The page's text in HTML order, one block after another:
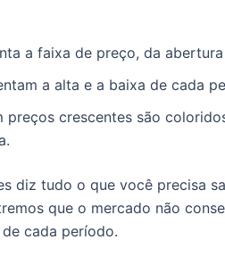
a faixa de preço, da
a alta e a baixa de cada
preços crescentes são
diz tudo o que você precisa
que o mercado não
cada período.